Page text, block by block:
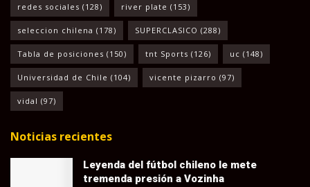
redes sociales (128) river plate (153)
seleccion chilena (178) SUPERCLASICO (288)
Tabla de posiciones (150) tnt Sports (126) uc (148)
Universidad de Chile (104) vicente pizarro (97)
vidal (97)
Noticias recientes
Leyenda del fútbol chileno le mete
tremenda presión a Vozinha